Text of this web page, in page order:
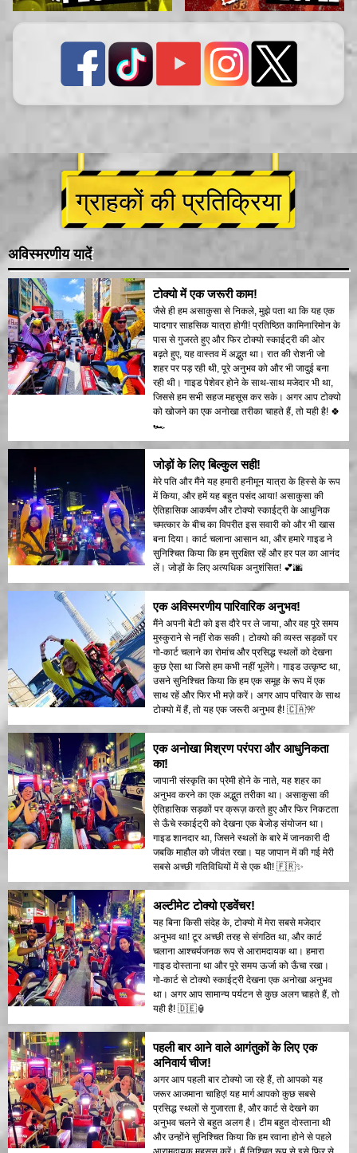
ग्राहकों की प्रतिक्रिया
अविस्मरणीय यादें
टोक्यो में एक जरूरी काम!
जैसे ही हम असाकुसा से निकले, मुझे पता था कि यह एक
यादगार साहसिक यात्रा होगी! प्रतिष्ठित कामिनारिमोन के
पास से गुजरते हुए और फिर टोक्यो स्काईट्री की ओर
बढ़ते हुए, यह वास्तव में अद्भुत था। रात की रोशनी जो
शहर पर पड़ रही थी, पूरे अनुभव को और भी जादुई बना
रही थी। गाइड पेशेवर होने के साथ-साथ मजेदार भी था,
जिससे हम सभी सहज महसूस कर सके। अगर आप टोक्यो
को खोजने का एक अनोखा तरीका चाहते हैं, तो यही है! 🍀
🏎️
जोड़ों के लिए बिल्कुल सही!
मेरे पति और मैंने यह हमारी हनीमून यात्रा के हिस्से के रूप
में किया, और हमें यह बहुत पसंद आया! असाकुसा की
ऐतिहासिक आकर्षण और टोक्यो स्काईट्री के आधुनिक
चमत्कार के बीच का विपरीत इस सवारी को और भी खास
बना दिया। कार्ट चलाना आसान था, और हमारे गाइड ने
सुनिश्चित किया कि हम सुरक्षित रहें और हर पल का आनंद
लें। जोड़ों के लिए अत्यधिक अनुशंसित! 💕🌆
एक अविस्मरणीय पारिवारिक अनुभव!
मैंने अपनी बेटी को इस दौरे पर ले जाया, और वह पूरे समय
मुस्कुराने से नहीं रोक सकी। टोक्यो की व्यस्त सड़कों पर
गो-कार्ट चलाने का रोमांच और प्रसिद्ध स्थलों को देखना
कुछ ऐसा था जिसे हम कभी नहीं भूलेंगे। गाइड उत्कृष्ट था,
उसने सुनिश्चित किया कि हम एक समूह के रूप में एक
साथ रहें और फिर भी मज़े करें। अगर आप परिवार के साथ
टोक्यो में हैं, तो यह एक जरूरी अनुभव है! 🇨🇦🎌
एक अनोखा मिश्रण परंपरा और आधुनिकता
का!
जापानी संस्कृति का प्रेमी होने के नाते, यह शहर का
अनुभव करने का एक अद्भुत तरीका था। असाकुसा की
ऐतिहासिक सड़कों पर क्रूज़ करते हुए और फिर निकटता
से ऊँचे स्काईट्री को देखना एक बेजोड़ संयोजन था।
गाइड शानदार था, जिसने स्थलों के बारे में जानकारी दी
जबकि माहौल को जीवंत रखा। यह जापान में की गई मेरी
सबसे अच्छी गतिविधियों में से एक थी! 🇫🇷✨
अल्टीमेट टोक्यो एडवेंचर!
यह बिना किसी संदेह के, टोक्यो में मेरा सबसे मजेदार
अनुभव था! टूर अच्छी तरह से संगठित था, और कार्ट
चलाना आश्चर्यजनक रूप से आरामदायक था। हमारा
गाइड दोस्ताना था और पूरे समय ऊर्जा को ऊँचा रखा।
गो-कार्ट से टोक्यो स्काईट्री देखना एक अनोखा अनुभव
था। अगर आप सामान्य पर्यटन से कुछ अलग चाहते हैं, तो
यही है! 🇩🇪🏮
पहली बार आने वाले आगंतुकों के लिए एक
अनिवार्य चीज!
अगर आप पहली बार टोक्यो जा रहे हैं, तो आपको यह
जरूर आजमाना चाहिए! यह मार्ग आपको कुछ सबसे
प्रसिद्ध स्थलों से गुजारता है, और कार्ट से देखने का
अनुभव चलने से बहुत अलग है। टीम बहुत दोस्ताना थी
और उन्होंने सुनिश्चित किया कि हम रवाना होने से पहले